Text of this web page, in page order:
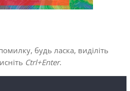
будь ласка, виділіть
Ctrl+Enter.